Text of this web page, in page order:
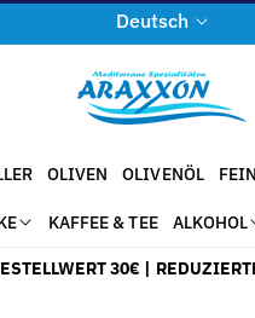
S
r
a
c
h
Deutsch
OLIVEN OLIVENÖL
KAFFEE & TEE ALKOHOL
30€ | REDUZIERTER